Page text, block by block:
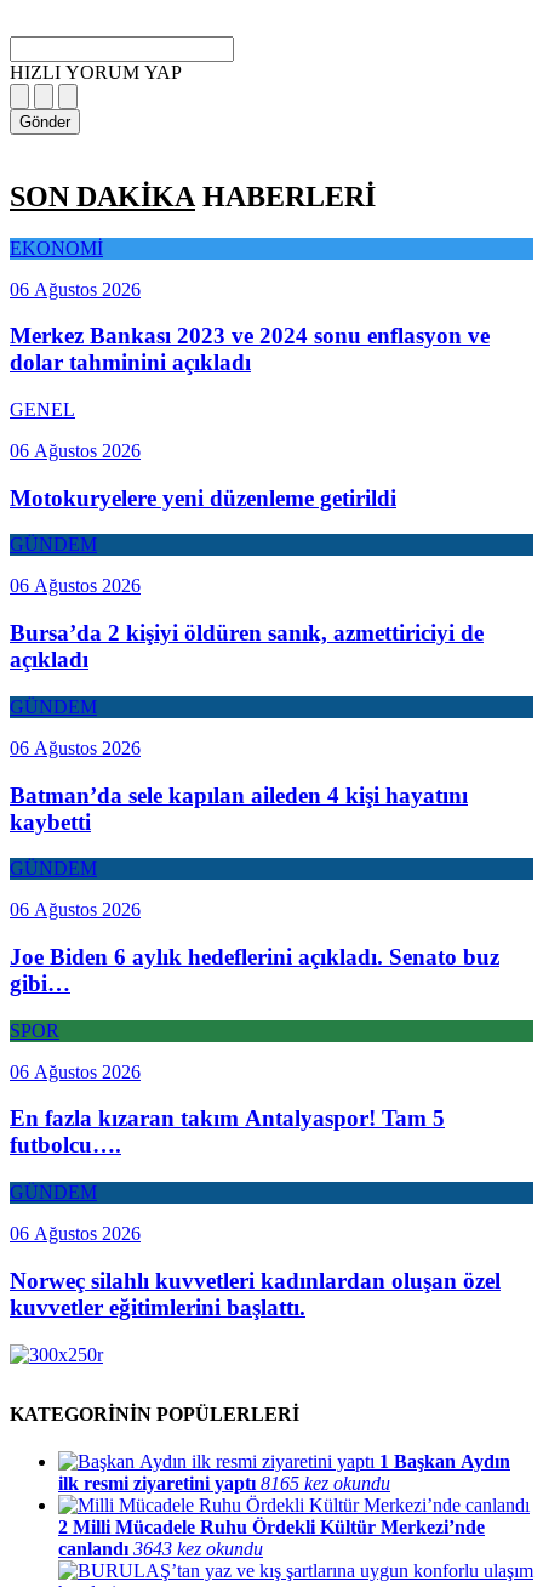
HIZLI YORUM YAP
Gönder
SON DAKİKA HABERLERİ
EKONOMİ
06 Ağustos 2026
Merkez Bankası 2023 ve 2024 sonu enflasyon ve
dolar tahminini açıkladı
GENEL
06 Ağustos 2026
Motokuryelere yeni düzenleme getirildi
GÜNDEM
06 Ağustos 2026
Bursa’da 2 kişiyi öldüren sanık, azmettiriciyi de
açıkladı
GÜNDEM
06 Ağustos 2026
Batman’da sele kapılan aileden 4 kişi hayatını
kaybetti
GÜNDEM
06 Ağustos 2026
Joe Biden 6 aylık hedeflerini açıkladı. Senato buz
gibi…
SPOR
06 Ağustos 2026
En fazla kızaran takım Antalyaspor! Tam 5
futbolcu….
GÜNDEM
06 Ağustos 2026
Norweç silahlı kuvvetleri kadınlardan oluşan özel
kuvvetler eğitimlerini başlattı.
KATEGORİNİN POPÜLERLERİ
1 Başkan Aydın
ilk resmi ziyaretini yaptı 8165 kez okundu
2 Milli Mücadele Ruhu Ördekli Kültür Merkezi’nde
canlandı 3643 kez okundu